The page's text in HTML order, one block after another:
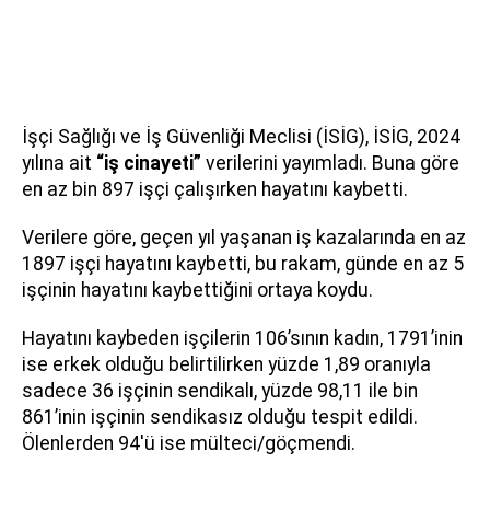
İşçi Sağlığı ve İş Güvenliği Meclisi (İSİG), İSİG, 2024
yılına ait “iş cinayeti” verilerini yayımladı. Buna göre
en az bin 897 işçi çalışırken hayatını kaybetti.
Verilere göre, geçen yıl yaşanan iş kazalarında en az
1897 işçi hayatını kaybetti, bu rakam, günde en az 5
işçinin hayatını kaybettiğini ortaya koydu.
Hayatını kaybeden işçilerin 106’sının kadın, 1791’inin
ise erkek olduğu belirtilirken yüzde 1,89 oranıyla
sadece 36 işçinin sendikalı, yüzde 98,11 ile bin
861’inin işçinin sendikasız olduğu tespit edildi.
Ölenlerden 94'ü ise mülteci/göçmendi.